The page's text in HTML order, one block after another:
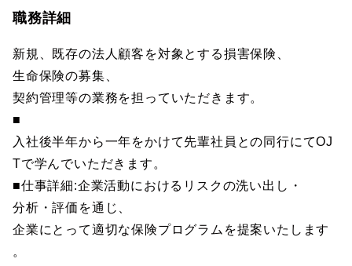
職務詳細
新規、既存の法人顧客を対象とする損害保険、
生命保険の募集、
契約管理等の業務を担っていただきます。
■
入社後半年から一年をかけて先輩社員との同行にてOJ
Tで学んでいただきます。
■仕事詳細:企業活動におけるリスクの洗い出し・
分析・評価を通じ、
企業にとって適切な保険プログラムを提案いたします
。